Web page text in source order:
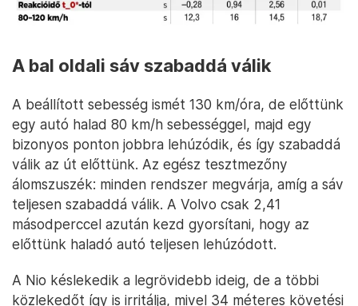
A bal oldali sáv szabaddá válik
A beállított sebesség ismét 130 km/óra, de előttünk
egy autó halad 80 km/h sebességgel, majd egy
bizonyos ponton jobbra lehúzódik, és így szabaddá
válik az út előttünk. Az egész tesztmezőny
álomszuszék: minden rendszer megvárja, amíg a sáv
teljesen szabaddá válik. A Volvo csak 2,41
másodperccel azután kezd gyorsítani, hogy az
előttünk haladó autó teljesen lehúzódott.
A Nio késlekedik a legrövidebb ideig, de a többi
közlekedőt így is irritálja, mivel 34 méteres követési